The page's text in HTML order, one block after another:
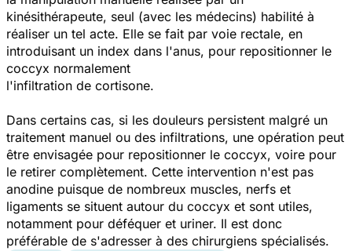
kinésithérapeute, seul (avec les médecins) habilité à
réaliser un tel acte. Elle se fait par voie rectale, en
introduisant un index dans l'anus, pour repositionner le
coccyx normalement
l'infiltration de cortisone.
Dans certains cas, si les douleurs persistent malgré un
traitement manuel ou des infiltrations, une opération peut
être envisagée pour repositionner le coccyx, voire pour
le retirer complètement. Cette intervention n'est pas
anodine puisque de nombreux muscles, nerfs et
ligaments se situent autour du coccyx et sont utiles,
notamment pour déféquer et uriner. Il est donc
préférable de s'adresser à des chirurgiens spécialisés.